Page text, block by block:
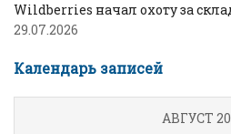
Wildberries начал охоту за
29.07.2026
Календарь записей
АВГУСТ